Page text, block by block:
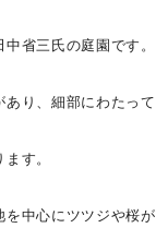
省三氏の庭園です。
り、細部にわたって
す。
を中心にツツジや桜が